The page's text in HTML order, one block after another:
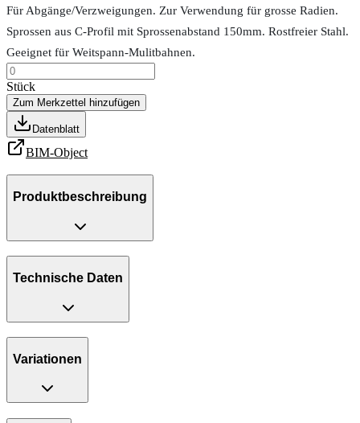
Für Abgänge/Verzweigungen. Zur Verwendung für grosse Radien.
Sprossen aus C-Profil mit Sprossenabstand 150mm. Rostfreier Stahl.
Geeignet für Weitspann-Mulitbahnen.
Stück
Zum Merkzettel hinzufügen
Datenblatt
BIM-Object
Produktbeschreibung
Technische Daten
Variationen